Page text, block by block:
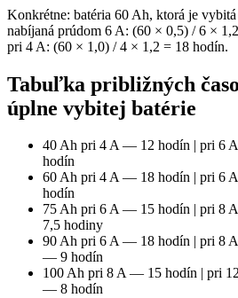
Konkrétne: batéria 60 Ah, ktorá je
nabíjaná prúdom 6 A: (60 × 0,5) / 6 ×
pri 4 A: (60 × 1,0) / 4 × 1,2 = 18 hodín.
Tabuľka približných
úplne vybitej batérie
40 Ah pri 4 A — 12 hodín | pri 6
hodín
60 Ah pri 4 A — 18 hodín | pri 6
hodín
75 Ah pri 6 A — 15 hodín | pri 8
7,5 hodiny
90 Ah pri 6 A — 18 hodín | pri 8
— 9 hodín
100 Ah pri 8 A — 15 hodín | pri
— 8 hodín